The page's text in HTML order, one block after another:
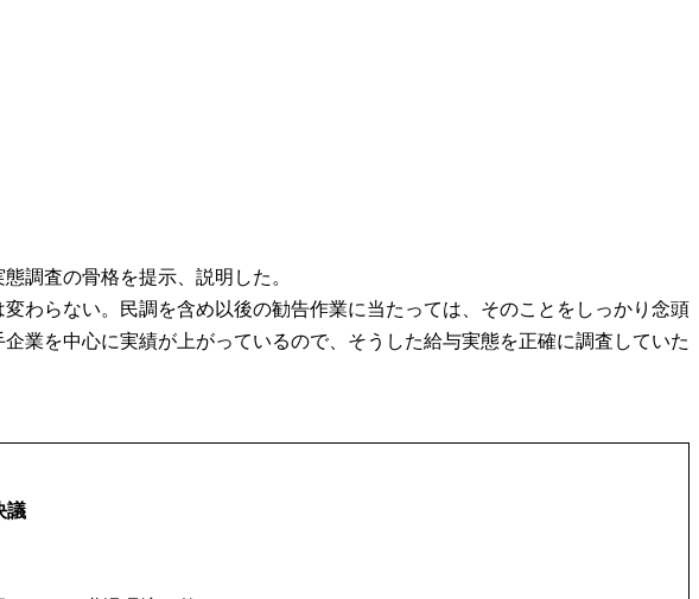
調査の骨格を提示、説明した。
わらない。民調を含め以後の勧告作業に当たっては、そのことをしっかり念頭
業を中心に実績が上がっているので、そうした給与実態を正確に調査していた
議